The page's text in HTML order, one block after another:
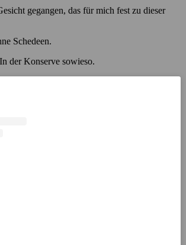
gegangen, das für mich fest zu dieser
Schedeen.
der Konserve sowieso.